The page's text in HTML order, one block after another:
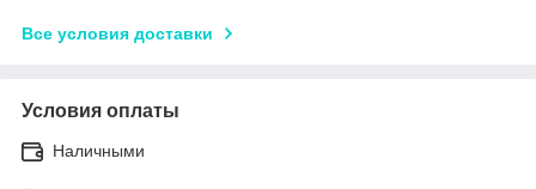
Все условия доставки
Условия оплаты
Наличными